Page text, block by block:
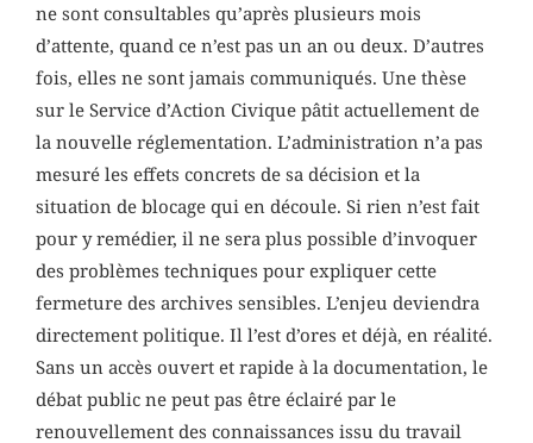
ne sont consultables qu’après plusieurs mois
d’attente, quand ce n’est pas un an ou deux. D’autres
fois, elles ne sont jamais communiqués. Une thèse
sur le Service d’Action Civique pâtit actuellement de
la nouvelle réglementation. L’administration n’a pas
mesuré les effets concrets de sa décision et la
situation de blocage qui en découle. Si rien n’est fait
pour y remédier, il ne sera plus possible d’invoquer
des problèmes techniques pour expliquer cette
fermeture des archives sensibles. L’enjeu deviendra
directement politique. Il l’est d’ores et déjà, en réalité.
Sans un accès ouvert et rapide à la documentation, le
débat public ne peut pas être éclairé par le
renouvellement des connaissances issu du travail